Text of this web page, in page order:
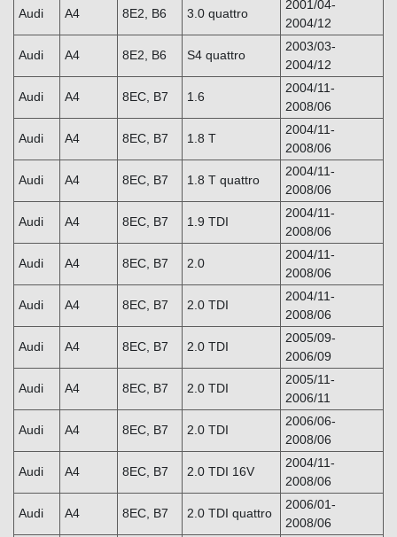
Audi A4 8E2, B6 3.0 quattro
2001/04-
2004/12
Audi A4 8E2, B6 S4 quattro
2003/03-
2004/12
Audi A4 8EC, B7 1.6
2004/11-
2008/06
Audi A4 8EC, B7 1.8 T
2004/11-
2008/06
Audi A4 8EC, B7 1.8 T quattro
2004/11-
2008/06
Audi A4 8EC, B7 1.9 TDI
2004/11-
2008/06
Audi A4 8EC, B7 2.0
2004/11-
2008/06
Audi A4 8EC, B7 2.0 TDI
2004/11-
2008/06
Audi A4 8EC, B7 2.0 TDI
2005/09-
2006/09
Audi A4 8EC, B7 2.0 TDI
2005/11-
2006/11
Audi A4 8EC, B7 2.0 TDI
2006/06-
2008/06
Audi A4 8EC, B7 2.0 TDI 16V
2004/11-
2008/06
Audi A4 8EC, B7 2.0 TDI quattro
2006/01-
2008/06